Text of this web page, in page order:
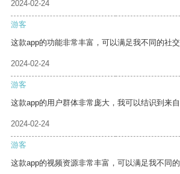
2024-02-24
游客
这款app的功能非常丰富，可以满足我不同的社交
2024-02-24
游客
这款app的用户群体非常庞大，我可以结识到来自
2024-02-24
游客
这款app的视频资源非常丰富，可以满足我不同的